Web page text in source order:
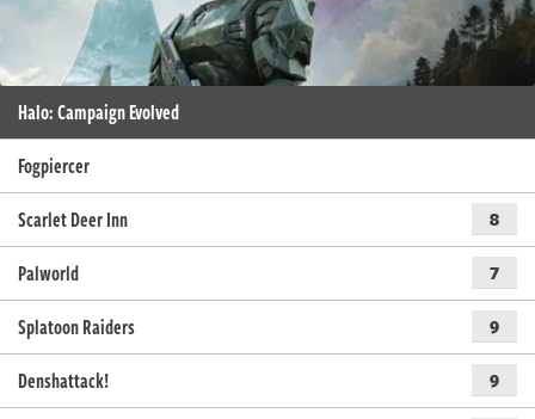
Halo: Campaign Evolved
Fogpiercer
Scarlet Deer Inn
8
Palworld 7
Splatoon Raiders 9
Denshattack! 9